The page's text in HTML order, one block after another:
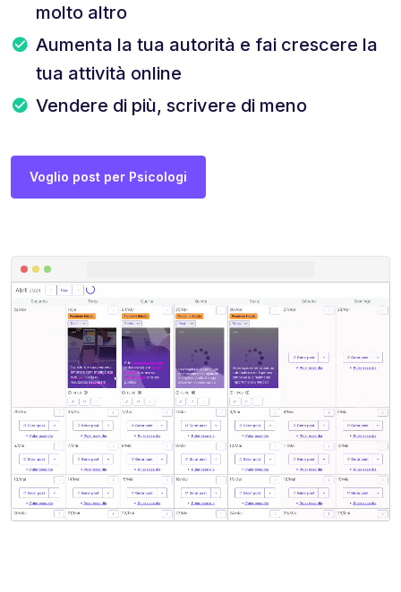
molto altro
Aumenta la tua autorità e fai crescere la
tua attività online
Vendere di più, scrivere di meno
Voglio post per Psicologi